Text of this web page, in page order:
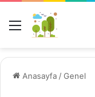
Menü
Anasayfa /Genel